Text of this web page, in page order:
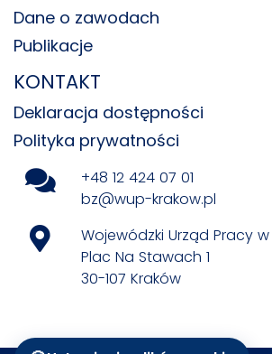
Dane o zawodach
Publikacje
KONTAKT
Deklaracja dostępności
Polityka prywatności
+48 12 424 07 01
bz@wup-krakow.pl
Wojewódzki Urząd Pracy
Plac Na Stawach 1
30-107 Kraków